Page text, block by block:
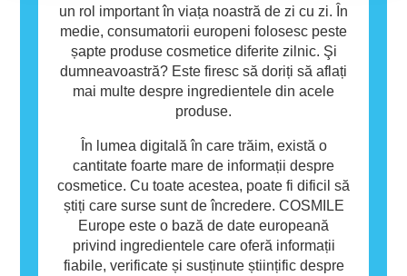
utilizarea de către alte persoane.
un rol important în viața noastră de zi cu zi. În
medie, consumatorii europeni folosesc peste
șapte produse cosmetice diferite zilnic. Şi
dumneavoastră? Este firesc să doriți să aflați
mai multe despre ingredientele din acele
produse.
În lumea digitală în care trăim, există o
cantitate foarte mare de informații despre
cosmetice. Cu toate acestea, poate fi dificil să
știți care surse sunt de încredere. COSMILE
Europe este o bază de date europeană
privind ingredientele care oferă informații
fiabile, verificate și susținute științific despre